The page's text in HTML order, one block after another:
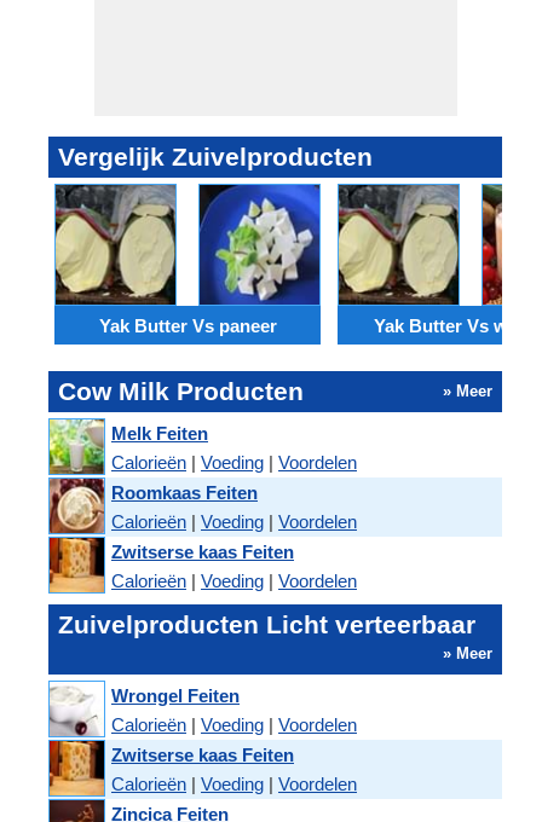
Vergelijk Zuivelproducten
Yak Butter Vs paneer Yak Butter Vs wei-
Cow Milk Producten » Meer
Melk Feiten
Calorieën | Voeding | Voordelen
Roomkaas Feiten
Calorieën | Voeding | Voordelen
Zwitserse kaas Feiten
Calorieën | Voeding | Voordelen
Zuivelproducten Licht verteerbaar
» Meer
Wrongel Feiten
Calorieën | Voeding | Voordelen
Zwitserse kaas Feiten
Calorieën | Voeding | Voordelen
Zincica Feiten